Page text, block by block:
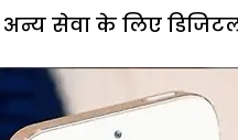
सेवा के लिए